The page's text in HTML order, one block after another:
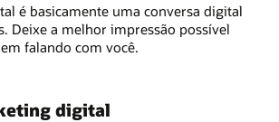
é basicamente uma conversa digital
Deixe a melhor impressão possível
falando com você.
digital